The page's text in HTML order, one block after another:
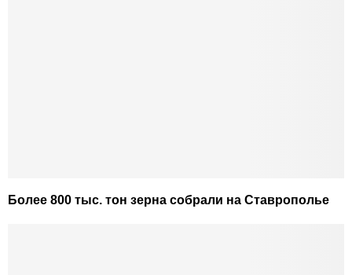
Более 800 тыс. тон зерна собрали на Ставрополье